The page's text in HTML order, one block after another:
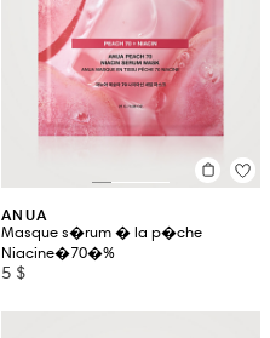
ANUA
Masque s�rum � la p�che
Niacine�70�%
5 $